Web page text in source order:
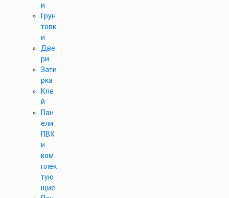
и
Грун
товк
и
Две
ри
Зати
рка
Кле
й
Пан
ели
ПВХ
и
ком
плек
тую
щие